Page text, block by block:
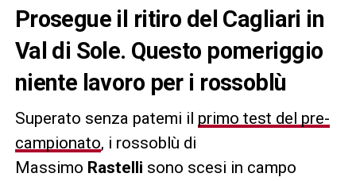
Prosegue il ritiro del Cagliari in
Val di Sole. Questo pomeriggio
niente lavoro per i rossoblù
Superato senza patemi il primo test del pre-
campionato, i rossoblù di
Massimo Rastelli sono scesi in campo